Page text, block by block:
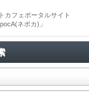
カフェポータルサイト
ネポカ)」